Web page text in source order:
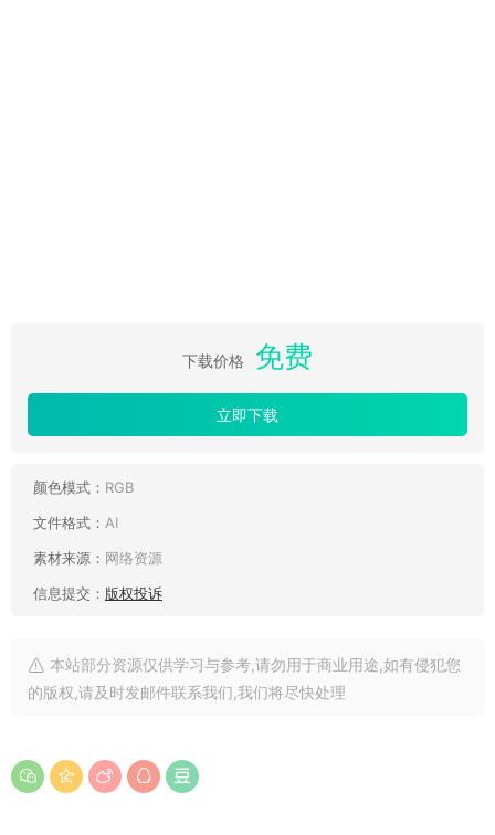
下载价格 免费
立即下载
颜色模式： RGB
文件格式： AI
素材来源： 网络资源
信息提交： 版权投诉
本站部分资源仅供学习与参考,请勿用于商业用途,如有侵犯您
的版权,请及时发邮件联系我们,我们将尽快处理